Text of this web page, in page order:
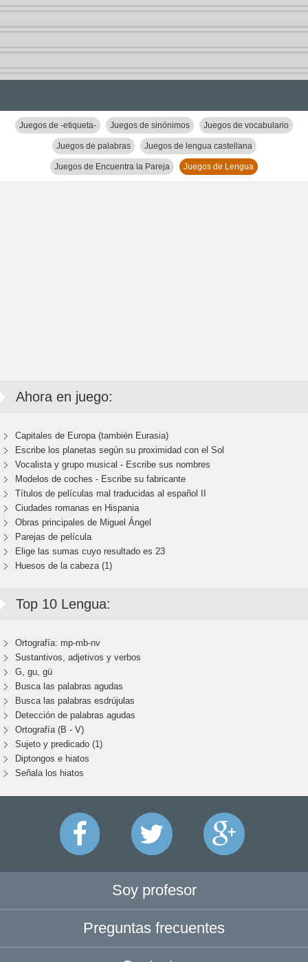
Juegos de -etiqueta- Juegos de sinónimos Juegos de vocabulario
Juegos de palabras Juegos de lengua castellana
Juegos de Encuentra la Pareja Juegos de Lengua
Ahora en juego:
Capitales de Europa (también Eurasia)
Escribe los planetas según su proximidad con el Sol
Vocalista y grupo musical - Escribe sus nombres
Modelos de coches - Escribe su fabricante
Títulos de películas mal traducidas al español II
Ciudades romanas en Hispania
Obras principales de Miguel Ángel
Parejas de película
Elige las sumas cuyo resultado es 23
Huesos de la cabeza (1)
Top 10 Lengua:
Ortografía: mp-mb-nv
Sustantivos, adjetivos y verbos
G, gu, gü
Busca las palabras agudas
Busca las palabras esdrújulas
Detección de palabras agudas
Ortografía (B - V)
Sujeto y predicado (1)
Diptongos e hiatos
Señala los hiatos
Soy profesor
Preguntas frecuentes